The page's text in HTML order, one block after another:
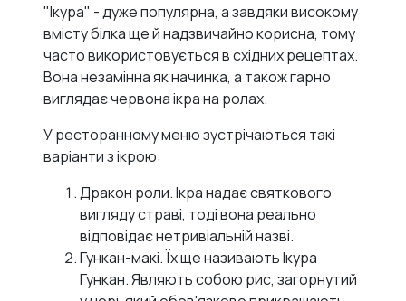
"Ікура" - дуже популярна, а завдяки високому
вмісту білка ще й надзвичайно корисна, тому
часто використовується в східних рецептах.
Вона незамінна як начинка, а також гарно
виглядає червона ікра на ролах.
У ресторанному меню зустрічаються такі
варіанти з ікрою:
Дракон роли. Ікра надає святкового
вигляду страві, тоді вона реально
відповідає нетривіальній назві.
Гункан-макі. Їх ще називають Ікура
Гункан. Являють собою рис, загорнутий